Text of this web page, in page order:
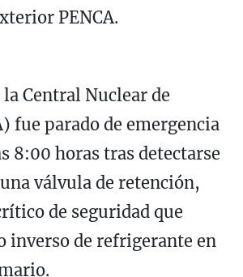
PENCA.
Central Nuclear de
fue parado de emergencia
8:00 horas tras detectarse
válvula de retención,
de seguridad que
inverso de refrigerante en